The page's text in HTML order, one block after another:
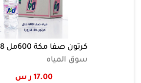
كرتون صفا مكة 600مل 28 قارورة
سوق المياه
17.00 ر س